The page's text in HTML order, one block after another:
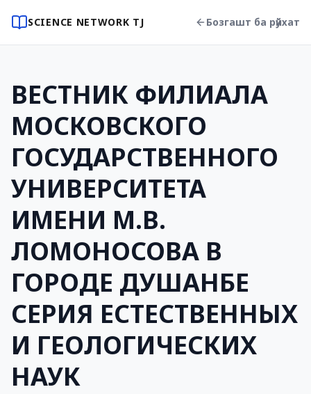
SCIENCE NETWORK TJ Бозгашт ба рӯйхат
ВЕСТНИК ФИЛИАЛА
МОСКОВСКОГО
ГОСУДАРСТВЕННОГО
УНИВЕРСИТЕТА
ИМЕНИ М.В.
ЛОМОНОСОВА В
ГОРОДЕ ДУШАНБЕ
СЕРИЯ ЕСТЕСТВЕННЫХ
И ГЕОЛОГИЧЕСКИХ
НАУК